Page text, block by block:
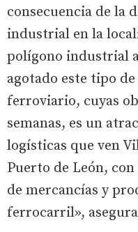
consecuencia de la
industrial en la
polígono industrial
agotado este tipo
ferroviario, cuyas
semanas, es un
logísticas que ven
Puerto de León,
de mercancías y
ferrocarril»,